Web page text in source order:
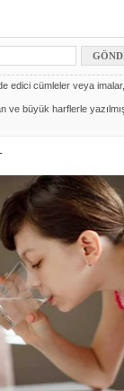
edici cümleler veya
ve büyük harflerle